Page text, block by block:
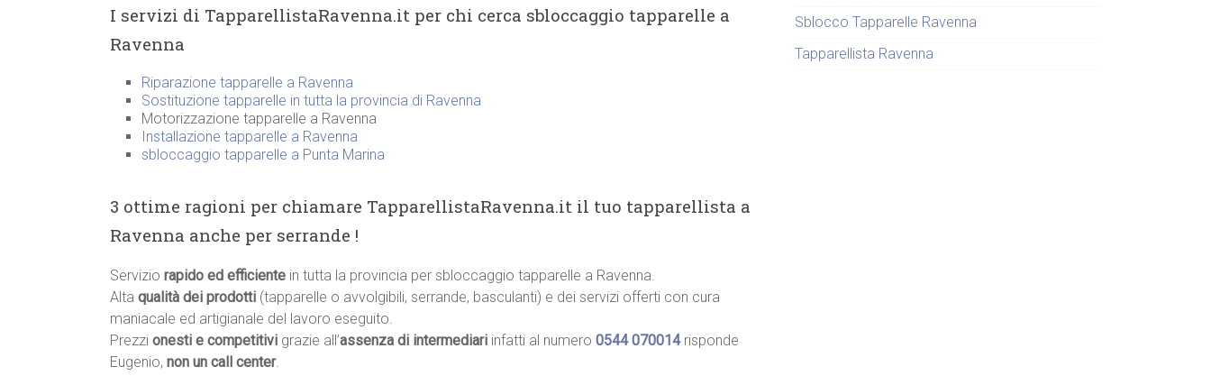
I servizi di TapparellistaRavenna.it per chi cerca sbloccaggio tapparelle a
Ravenna
Riparazione tapparelle a Ravenna
Sostituzione tapparelle in tutta la provincia di Ravenna
Motorizzazione tapparelle a Ravenna
Installazione tapparelle a Ravenna
sbloccaggio tapparelle a Punta Marina
3 ottime ragioni per chiamare TapparellistaRavenna.it il tuo tapparellista a
Ravenna anche per serrande !
Servizio rapido ed efficiente in tutta la provincia per sbloccaggio tapparelle a Ravenna.
Alta qualità dei prodotti (tapparelle o avvolgibili, serrande, basculanti) e dei servizi offerti con cura
maniacale ed artigianale del lavoro eseguito.
Prezzi onesti e competitivi grazie all’assenza di intermediari infatti al numero 0544 070014 risponde
Eugenio, non un call center.
Sblocco Tapparelle Ravenna
Tapparellista Ravenna